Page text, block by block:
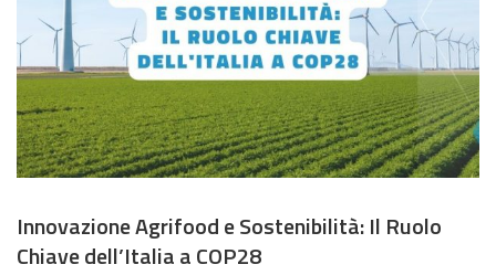
Innovazione Agrifood e Sostenibilità: Il Ruolo
Chiave dell’Italia a COP28